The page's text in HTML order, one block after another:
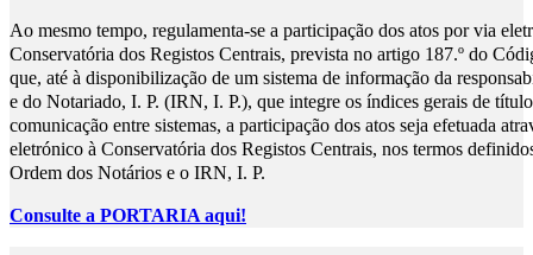
Ao mesmo tempo, regulamenta-se a participação dos atos por via
Conservatória dos Registos Centrais, prevista no artigo 187.º do
que, até à disponibilização de um sistema de informação da
e do Notariado, I. P. (IRN, I. P.), que integre os índices gerais de
comunicação entre sistemas, a participação dos atos seja efetuada
eletrónico à Conservatória dos Registos Centrais, nos termos
Ordem dos Notários e o IRN, I. P.
Consulte a PORTARIA aqui!